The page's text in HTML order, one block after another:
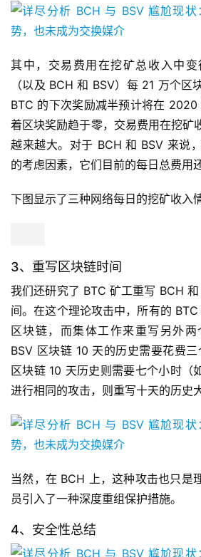
其中，交易费用在挖矿总收入中
（以及 BCH 和 BSV）每 21 万个区
BTC 的下次奖励减半预计将在
着区块奖励趋于零，交易费用在挖矿
越来越大。对于 BCH 和 BSV 来说
的考虑因素，它们目前的每日总费用
下图显示了三种网络每日的挖矿收入情
3、重写区块链时间
我们还研究了 BTC 矿工重写 BCH
间。在这个理论攻击中，所有的
区块链，而集体工作来重写另外
BSV 区块链 10 天的历史需要花费
区块链 10 天历史则需要七个小时（
当然，在 BCH 上，这种攻击也只是
4、安全性总结